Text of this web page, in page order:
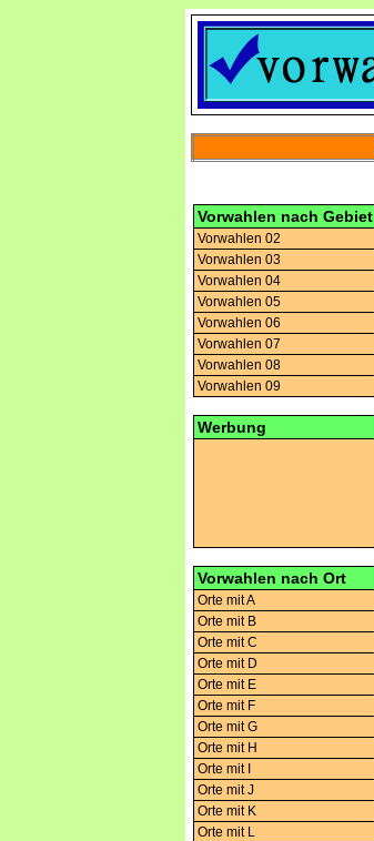
Vorwahlen nach Gebiet
Vorwahlen 02
Vorwahlen 03
Vorwahlen 04
Vorwahlen 05
Vorwahlen 06
Vorwahlen 07
Vorwahlen 08
Vorwahlen 09
Werbung
Vorwahlen nach Ort
Orte mit A
Orte mit B
Orte mit C
Orte mit D
Orte mit E
Orte mit F
Orte mit G
Orte mit H
Orte mit I
Orte mit J
Orte mit K
Orte mit L